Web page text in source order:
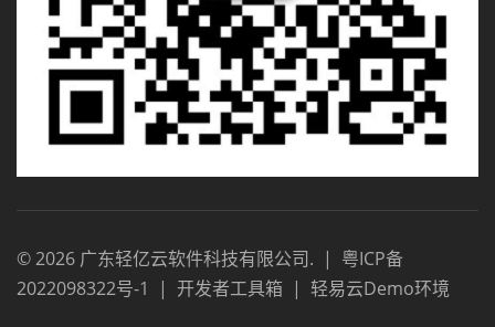
©2026 广东轻亿云软件科技有限公司. | 粤ICP备
2022098322号-1
| 开发者工具箱 | 轻易云Demo环境